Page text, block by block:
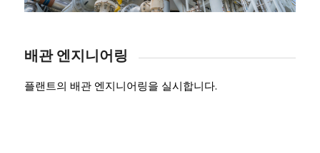
배관 엔지니어링
플랜트의 배관 엔지니어링을 실시합니다.